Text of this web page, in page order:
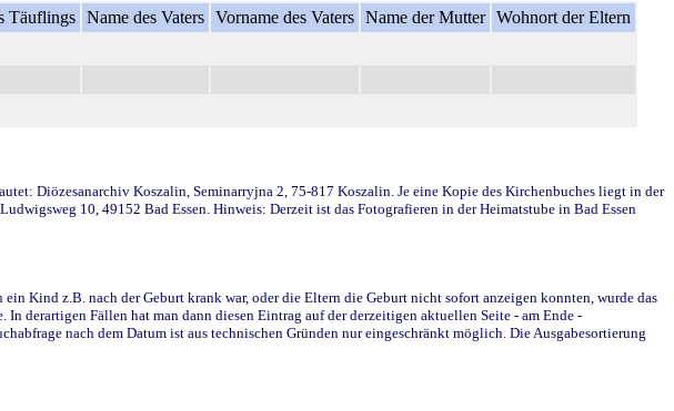
Täuflings Name des Vaters Vorname des Vaters Name der Mutter Wohnort der Eltern
Diözesanarchiv Koszalin, Seminarryjna 2, 75-817 Koszalin. Je eine Kopie des Kirchenbuches liegt in der
10, 49152 Bad Essen. Hinweis: Derzeit ist das Fotografieren in der Heimatstube in Bad Essen
Kind z.B. nach der Geburt krank war, oder die Eltern die Geburt nicht sofort anzeigen konnten, wurde das
derartigen Fällen hat man dann diesen Eintrag auf der derzeitigen aktuellen Seite - am Ende -
nach dem Datum ist aus technischen Gründen nur eingeschränkt möglich. Die Ausgabesortierung